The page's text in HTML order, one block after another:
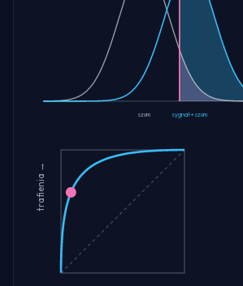
szum sygnał+szum
trafienia →